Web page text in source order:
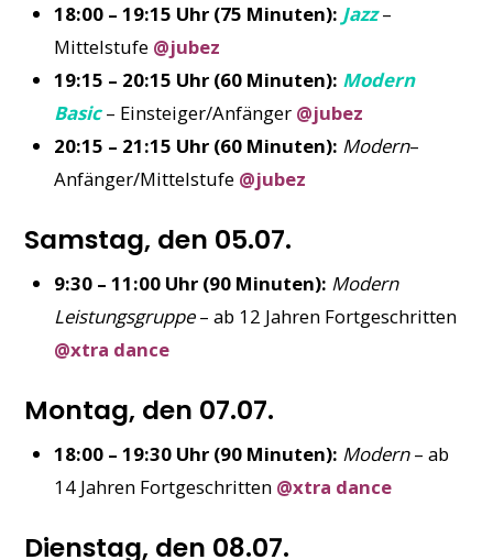
18:00 – 19:15 Uhr (75 Minuten): Jazz–
Mittelstufe @jubez
19:15 – 20:15 Uhr (60 Minuten): Modern
Basic – Einsteiger/Anfänger @jubez
20:15 – 21:15 Uhr (60 Minuten): Modern–
Anfänger/Mittelstufe @jubez
Samstag, den 05.07.
9:30 – 11:00 Uhr (90 Minuten): Modern
Leistungsgruppe– ab 12 Jahren Fortgeschritten
@xtra dance
Montag, den 07.07.
18:00 – 19:30 Uhr (90 Minuten): Modern– ab
14 Jahren Fortgeschritten @xtra dance
Dienstag, den 08.07.